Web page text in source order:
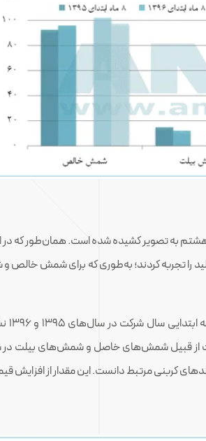
این شرکت نیز در ماه هشتم به تصویر کشیده شده
از قبیل شمش‌های خاصل و شمش‌های بیلت در